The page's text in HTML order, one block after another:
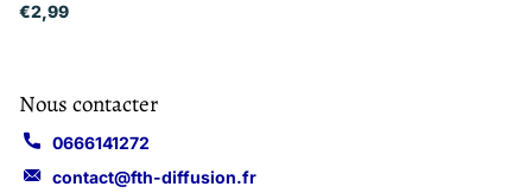
€2,99
Nous contacter
0666141272
contact@fth-diffusion.fr